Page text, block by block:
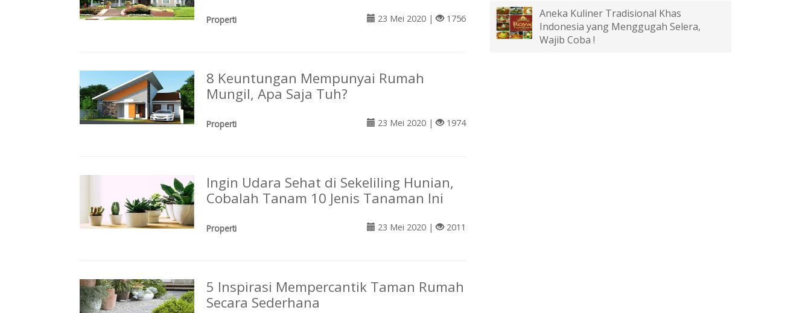
Properti 23 Mei 2020 | 1756
8 Keuntungan Mempunyai Rumah
Mungil, Apa Saja Tuh?
Properti 23 Mei 2020 | 1974
Ingin Udara Sehat di Sekeliling Hunian,
Cobalah Tanam 10 Jenis Tanaman Ini
Properti 23 Mei 2020 | 2011
5 Inspirasi Mempercantik Taman Rumah
Secara Sederhana
Aneka Kuliner Tradisional Khas
Indonesia yang Menggugah Selera,
Wajib Coba !